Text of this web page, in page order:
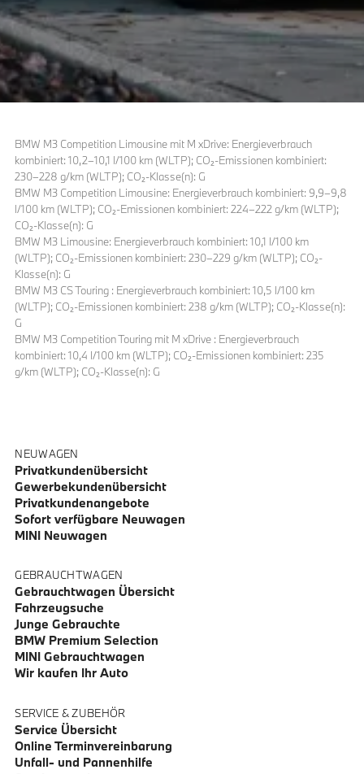
BMW M3 Competition Limousine mit M xDrive: Energieverbrauch
kombiniert: 10,2–10,1 l/100 km (WLTP); CO₂-Emissionen kombiniert:
230–228 g/km (WLTP); CO₂-Klasse(n): G
BMW M3 Competition Limousine: Energieverbrauch kombiniert: 9,9–9,8
l/100 km (WLTP); CO₂-Emissionen kombiniert: 224–222 g/km (WLTP);
CO₂-Klasse(n): G
BMW M3 Limousine: Energieverbrauch kombiniert: 10,1 l/100 km
(WLTP); CO₂-Emissionen kombiniert: 230–229 g/km (WLTP); CO₂-
Klasse(n): G
BMW M3 CS Touring : Energieverbrauch kombiniert: 10,5 l/100 km
(WLTP); CO₂-Emissionen kombiniert: 238 g/km (WLTP); CO₂-Klasse(n):
G
BMW M3 Competition Touring mit M xDrive : Energieverbrauch
kombiniert: 10,4 l/100 km (WLTP); CO₂-Emissionen kombiniert: 235
g/km (WLTP); CO₂-Klasse(n): G
NEUWAGEN
Privatkundenübersicht
Gewerbekundenübersicht
Privatkundenangebote
Sofort verfügbare Neuwagen
MINI Neuwagen
GEBRAUCHTWAGEN
Gebrauchtwagen Übersicht
Fahrzeugsuche
Junge Gebrauchte
BMW Premium Selection
MINI Gebrauchtwagen
Wir kaufen Ihr Auto
SERVICE & ZUBEHÖR
Service Übersicht
Online Terminvereinbarung
Unfall- und Pannenhilfe